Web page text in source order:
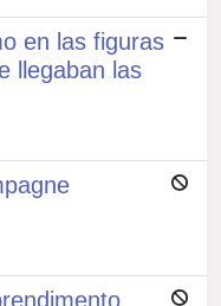
en las figuras
llegaban las